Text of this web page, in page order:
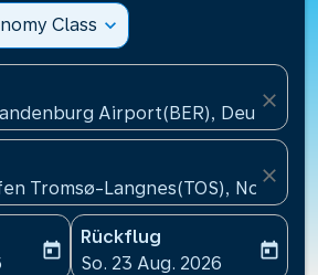
Class expand_more
Airport(BER),
close
Tromsø-Langnes(TOS),
close
date-aria-label
today
Rückflug
fc-booking-return-date-
So. 23 Aug. 2026
today